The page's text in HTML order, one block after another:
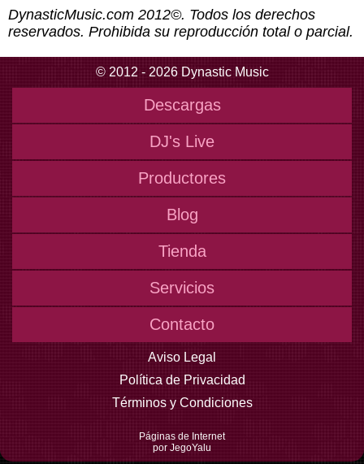
DynasticMusic.com 2012©. Todos los derechos
reservados. Prohibida su reproducción total o parcial.
© 2012 - 2026 Dynastic Music
Descargas
DJ's Live
Productores
Blog
Tienda
Servicios
Contacto
Aviso Legal
Política de Privacidad
Términos y Condiciones
Páginas de Internet
por JegoYalu